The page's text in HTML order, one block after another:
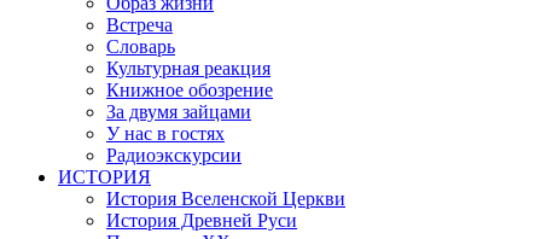
Встреча
Словарь
Культурная реакция
Книжное обозрение
За двумя зайцами
У нас в гостях
Радиоэкскурсии
ИСТОРИЯ
История Вселенской Церкви
История Древней Руси